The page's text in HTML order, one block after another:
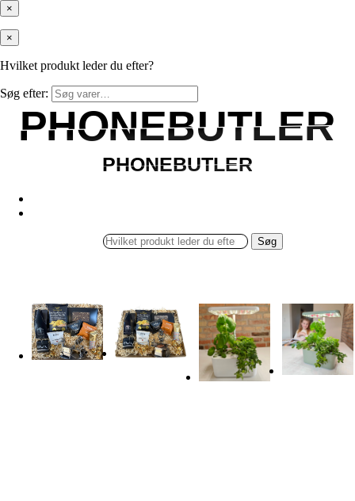
×
×
Hvilket produkt leder du efter?
Søg efter:
PHONEBUTLER
PHONEBUTLER
PHONEBUTLER
PHONEBUTLER
Søg